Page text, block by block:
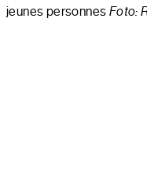
jeunes personnes Foto: